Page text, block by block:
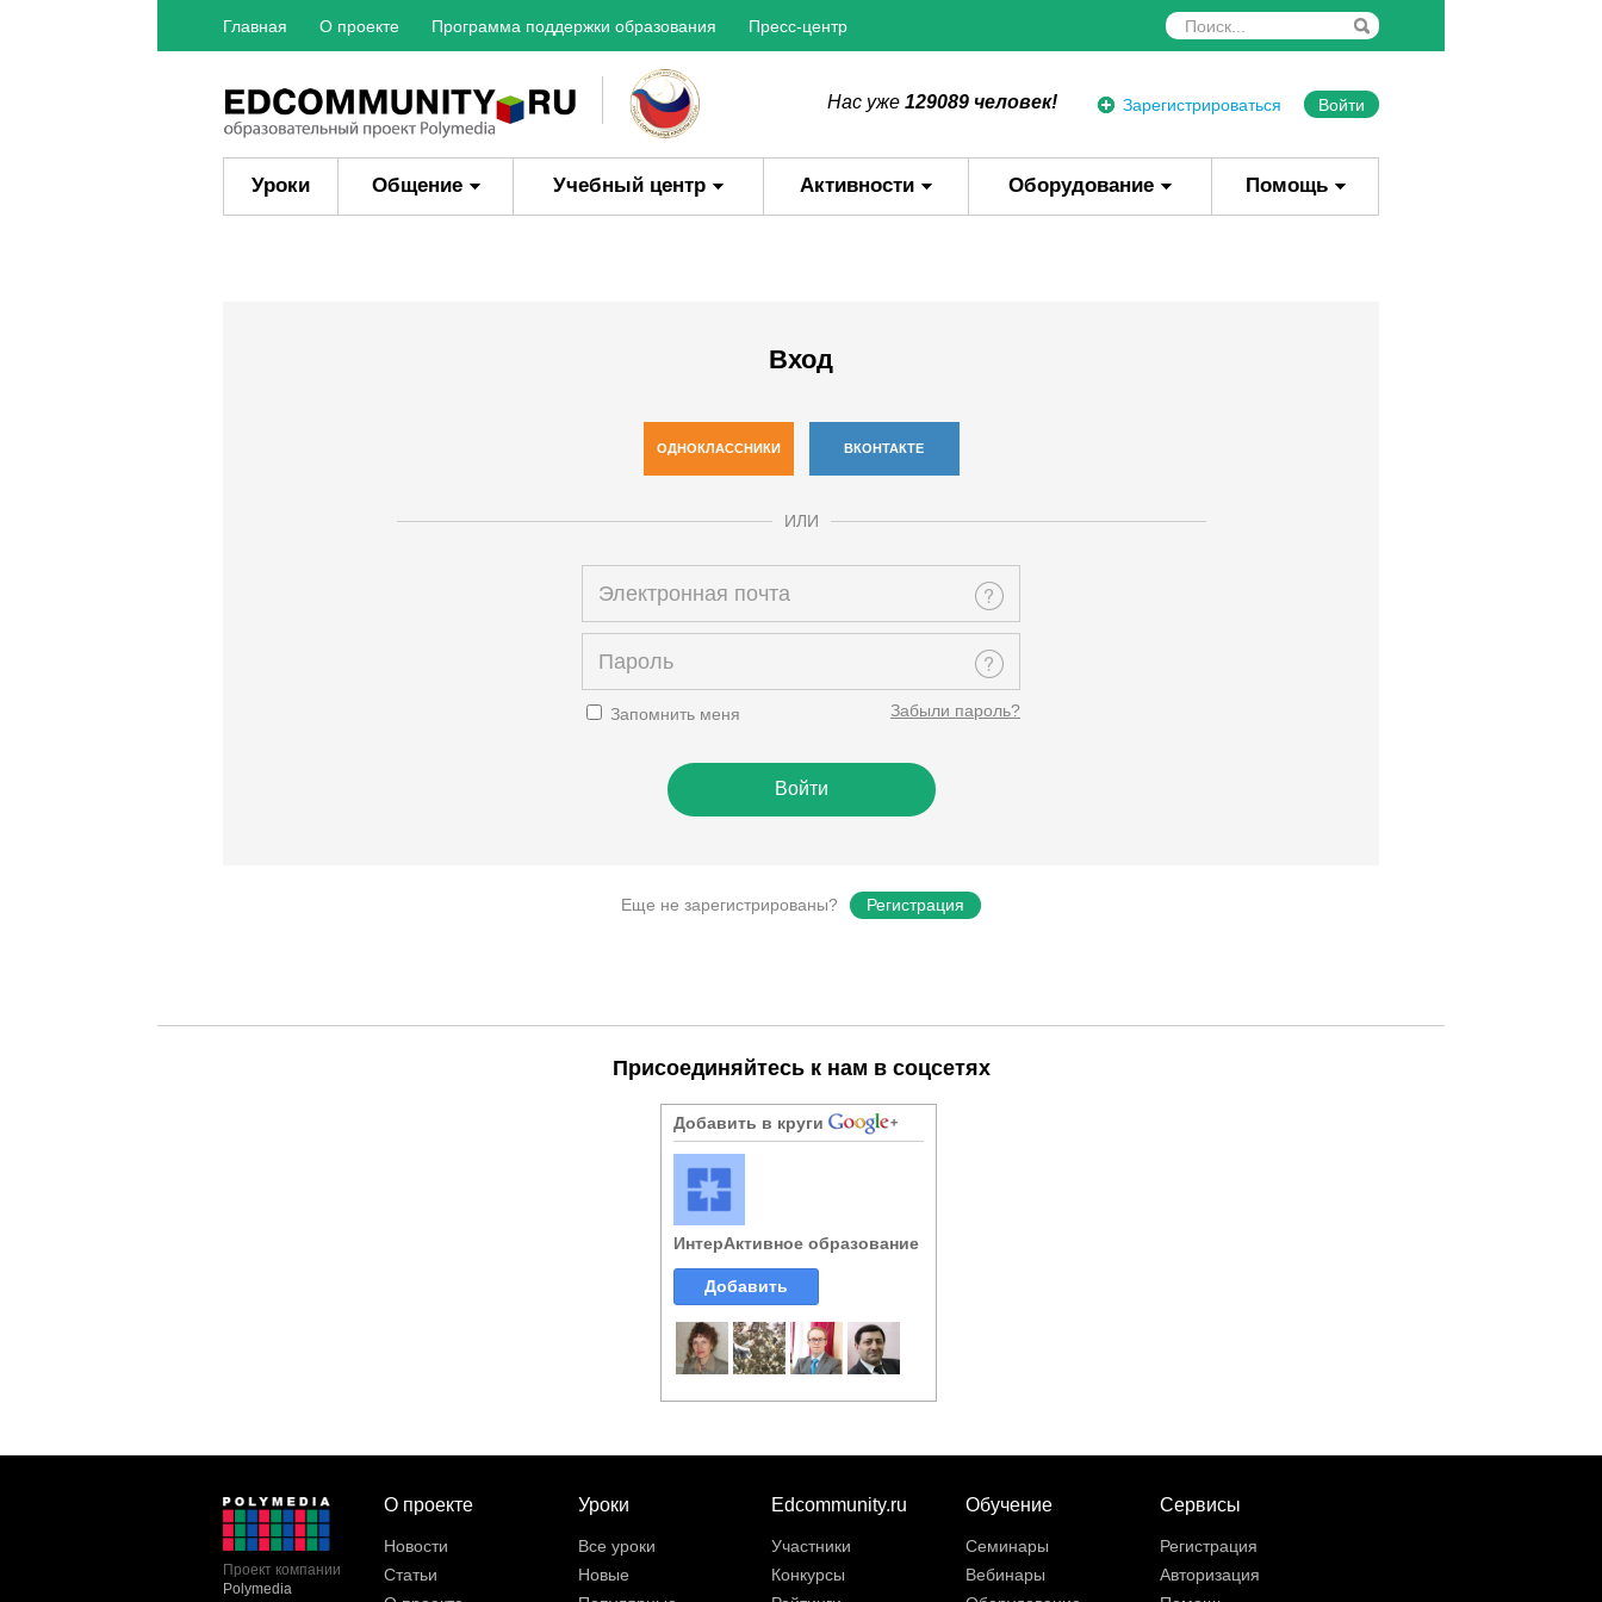
Главная О проекте Программа поддержки образования Пресс-центр
Зарегистрироваться Войти
Нас уже 129089 человек!
Уроки Общение Учебный центр Активности Оборудование Помощь
Вход
ОДНОКЛАССНИКИ ВКОНТАКТЕ
ИЛИ
Запомнить меня Забыли пароль?
Еще не зарегистрированы? Регистрация
Присоединяйтесь к нам в соцсетях
Добавить в круги
ИнтерАктивное образование
Добавить
Проект компании
Polymedia
О проекте
Новости
Статьи
Уроки
Все уроки
Новые
Edcommunity.ru
Участники
Конкурсы
Обучение
Семинары
Вебинары
Сервисы
Регистрация
Авторизация